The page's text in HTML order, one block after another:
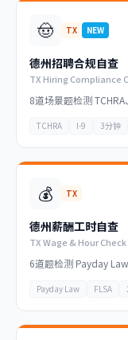
🤠 TX NEW
德州招聘合规自查
TX Hiring Compliance
8道场景题检测
TCHRA I-9 3分钟
💰 TX
德州薪酬工时自查
TX Wage & Hour Check
6道题检测 Payday
Payday Law FLSA